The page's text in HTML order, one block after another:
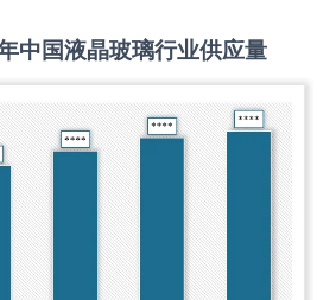
中国液晶玻璃行业供应量